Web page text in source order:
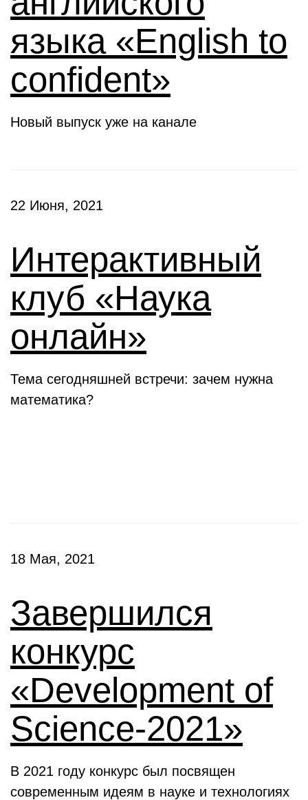
языка «English to
confident»
Новый выпуск уже на канале
22 Июня, 2021
Интерактивный
клуб «Наука
онлайн»
Тема сегодняшней встречи: зачем нужна
математика?
18 Мая, 2021
Завершился
конкурс
«Development of
Science-2021»
В 2021 году конкурс был посвящен
современным идеям в науке и технологиях